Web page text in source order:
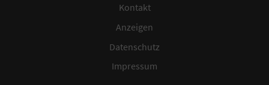
Kontakt
Anzeigen
Datenschutz
Impressum